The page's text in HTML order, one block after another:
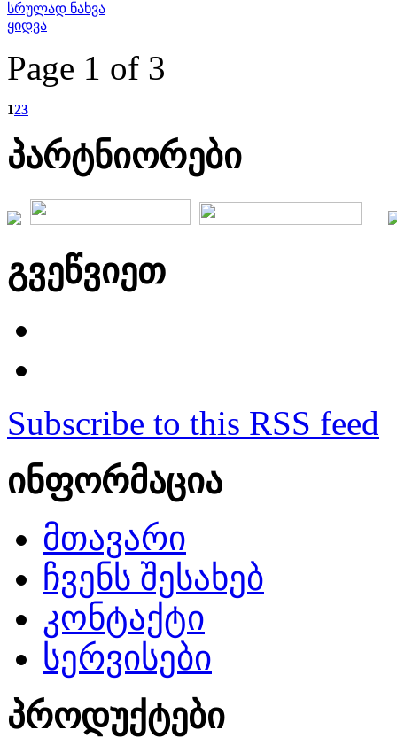
სრულად ნახვა
ყიდვა
Page 1 of 3
123
პარტნიორები
გვეწვიეთ
Subscribe to this RSS feed
ინფორმაცია
მთავარი
ჩვენს შესახებ
კონტაქტი
სერვისები
პროდუქტები